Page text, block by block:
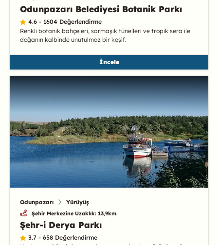
Odunpazarı Belediyesi Botanik Parkı
4.6 - 1604 Değerlendirme
Renkli botanik bahçeleri, sarmaşık tünelleri ve tropik sera ile
doğanın kalbinde unutulmaz bir keşif.
İncele
Odunpazarı Yürüyüş
Şehir Merkezine Uzaklık: 13,9km.
Şehr-i Derya Parkı
3.7 - 658 Değerlendirme